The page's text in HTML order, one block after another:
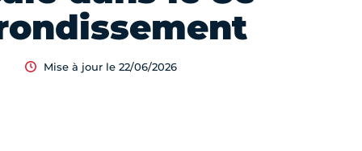
Mise à jour le 22/06/2026